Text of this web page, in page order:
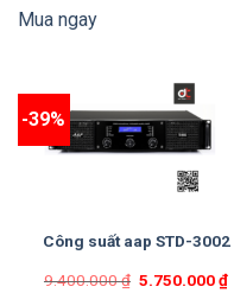
Mua ngay
-39%
Công suất aap STD-3002
9.400.000₫ 5.750.000₫